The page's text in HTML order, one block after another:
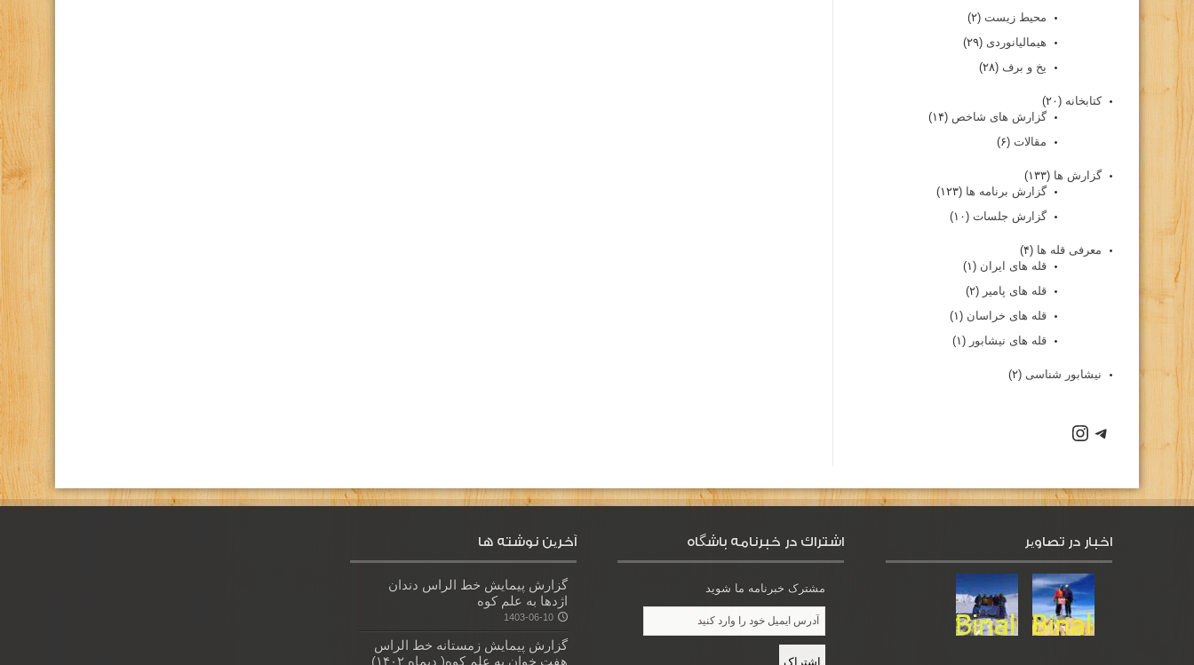
محیط زیست (۲)
هیمالیانوردی (۲۹)
یخ و برف (۲۸)
کتابخانه (۲۰)
گزارش های شاخص (۱۴)
مقالات (۶)
گزارش ها (۱۳۳)
گزارش برنامه ها (۱۲۳)
گزارش جلسات (۱۰)
معرفی قله ها (۴)
قله های ایران (۱)
قله های پامیر (۲)
قله های خراسان (۱)
قله های نیشابور (۱)
نیشابور شناسی (۲)
اخبار در تصاویر اشتراك در خبرنامه باشگاه
مشترک خبرنامه ما شوید
آخرین نوشته ها
گزارش پیمایش خط الراس دندان
اژدها به علم کوه
1403-06-10
گزارش پیمایش زمستانه خط الراس
هفت خوان به علم کوه( دیماه ۱۴۰۲)